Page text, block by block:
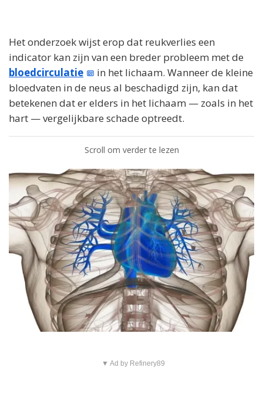
Het onderzoek wijst erop dat reukverlies een
indicator kan zijn van een breder probleem met de
bloedcirculatie
in het lichaam. Wanneer de kleine
bloedvaten in de neus al beschadigd zijn, kan dat
betekenen dat er elders in het lichaam — zoals in het
hart — vergelijkbare schade optreedt.
Scroll om verder te lezen
▼ Ad by Refinery89